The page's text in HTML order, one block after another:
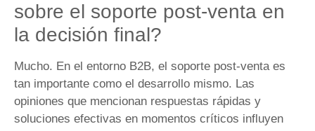
sobre el soporte post-venta en
la decisión final?
Mucho. En el entorno B2B, el soporte post-venta es
tan importante como el desarrollo mismo. Las
opiniones que mencionan respuestas rápidas y
soluciones efectivas en momentos críticos influyen